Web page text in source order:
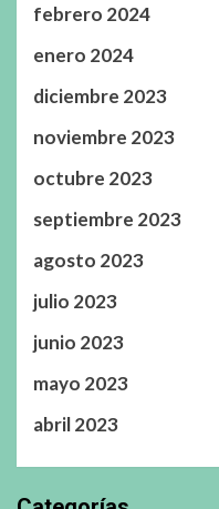
febrero 2024
enero 2024
diciembre 2023
noviembre 2023
octubre 2023
septiembre 2023
agosto 2023
julio 2023
junio 2023
mayo 2023
abril 2023